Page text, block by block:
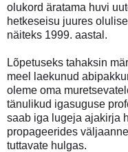
olukord äratama huvi
hetkeseisu juures
näiteks 1999. aastal.
Lõpetuseks tahaksin
meel laekunud
oleme oma
tänulikud igasuguse
saab iga lugeja ajakirja
propageerides
tuttavate hulgas.